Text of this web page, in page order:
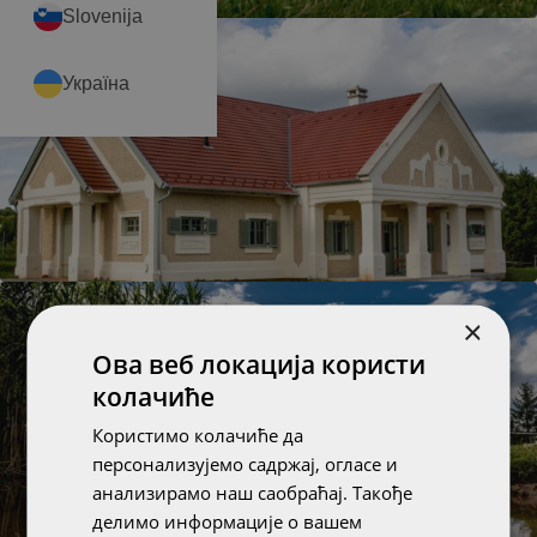
Slovenija
Україна
×
Ова веб локација користи
колачиће
Користимо колачиће да
персонализујемо садржај, огласе и
анализирамо наш саобраћај. Такође
делимо информације о вашем